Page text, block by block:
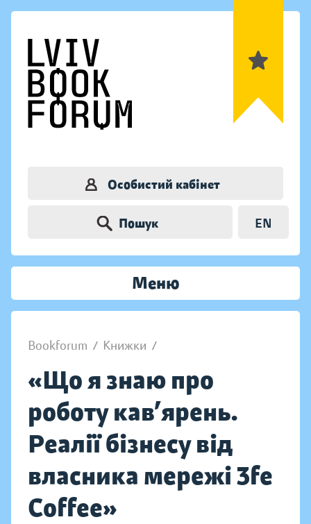
Особистий кабінет
Пошук EN
Меню
Bookforum / Книжки /
«Що я знаю про
роботу кав’ярень.
Реалії бізнесу від
власника мережі 3fe
Coffee»